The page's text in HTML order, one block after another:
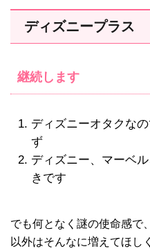
ディズニープラス
継続します
ディズニーオタクな
ず
ディズニー、マーベ
きです
でも何となく謎の使命感で
以外はそんなに増えてほし